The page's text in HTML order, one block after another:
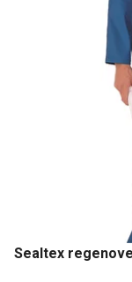
Sealtex